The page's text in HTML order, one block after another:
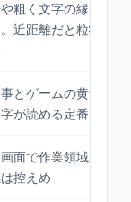
粗く文字の縁が目立
。近距離だと粒状感を
とゲームの黄金比。
が読める定番ゾーン
面で作業領域広め。
控えめ